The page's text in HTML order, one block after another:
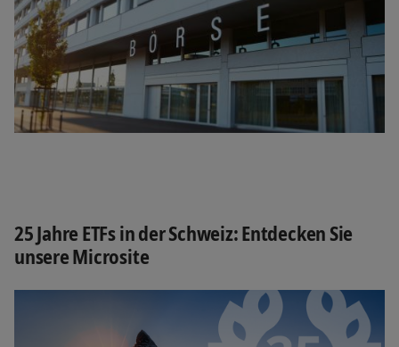
25 Jahre ETFs in der Schweiz: Entdecken Sie
unsere Microsite